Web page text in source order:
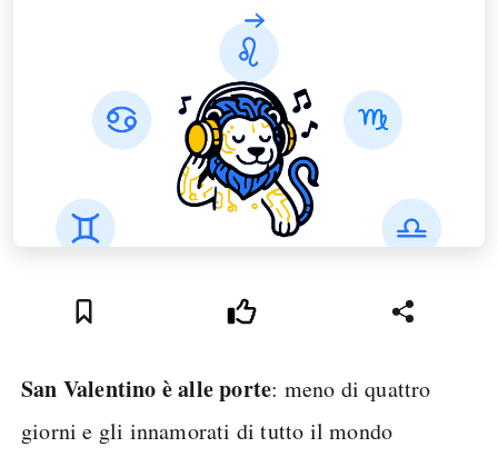
San Valentino è alle porte: meno di quattro
giorni e gli innamorati di tutto il mondo